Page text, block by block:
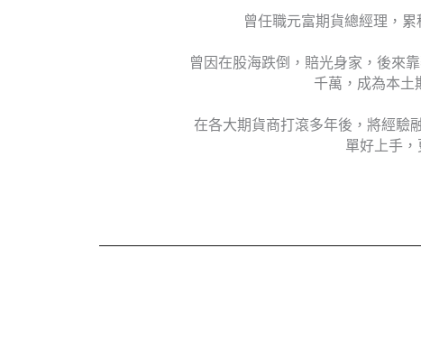
曾任職元富期貨總經理，
曾因在股海跌倒，賠光身家，後來
千萬，成為本土
在各大期貨商打滾多年後，將經驗
單好上手，